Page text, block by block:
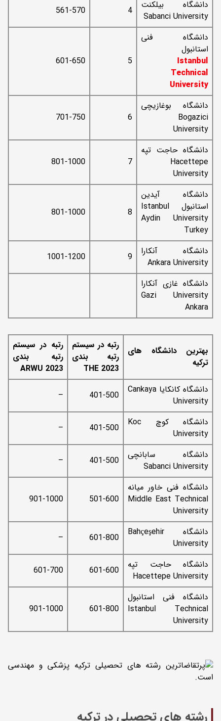
دانشگاه بیلکنت
Sabanci University
4
561-570
دانشگاه فنی
استانبول
Istanbul
Technical
University
5
601-650
دانشگاه بوغازیچی
Bogazici
University
6
701-750
دانشگاه حاجت تپه
Hacettepe
University
7
801-1000
دانشگاه آیدین
استانبول Istanbul
Aydin University
Turkey
8
801-1000
دانشگاه آنکارا
Ankara University
9
1001-1200
دانشگاه غازی آنکارا
Gazi University
Ankara
بهترین دانشگاه های
ترکیه
رتبه در سیستم
رتبه بندی
THE 2023
رتبه در سیستم
رتبه بندی
ARWU 2023
دانشگاه کانکایا Cankaya
University
401-500
–
دانشگاه کوچ Koc
University
401-500
–
دانشگاه سابانچی
Sabanci University
401-500
–
دانشگاه فنی خاور میانه
Middle East Technical
University
501-600
901-1000
دانشگاه Bahçeşehir
University
601-800
–
دانشگاه حاجت تپه
Hacettepe University
601-600
601-700
دانشگاه فنی استانبول
Istanbul Technical
University
601-800
901-1000